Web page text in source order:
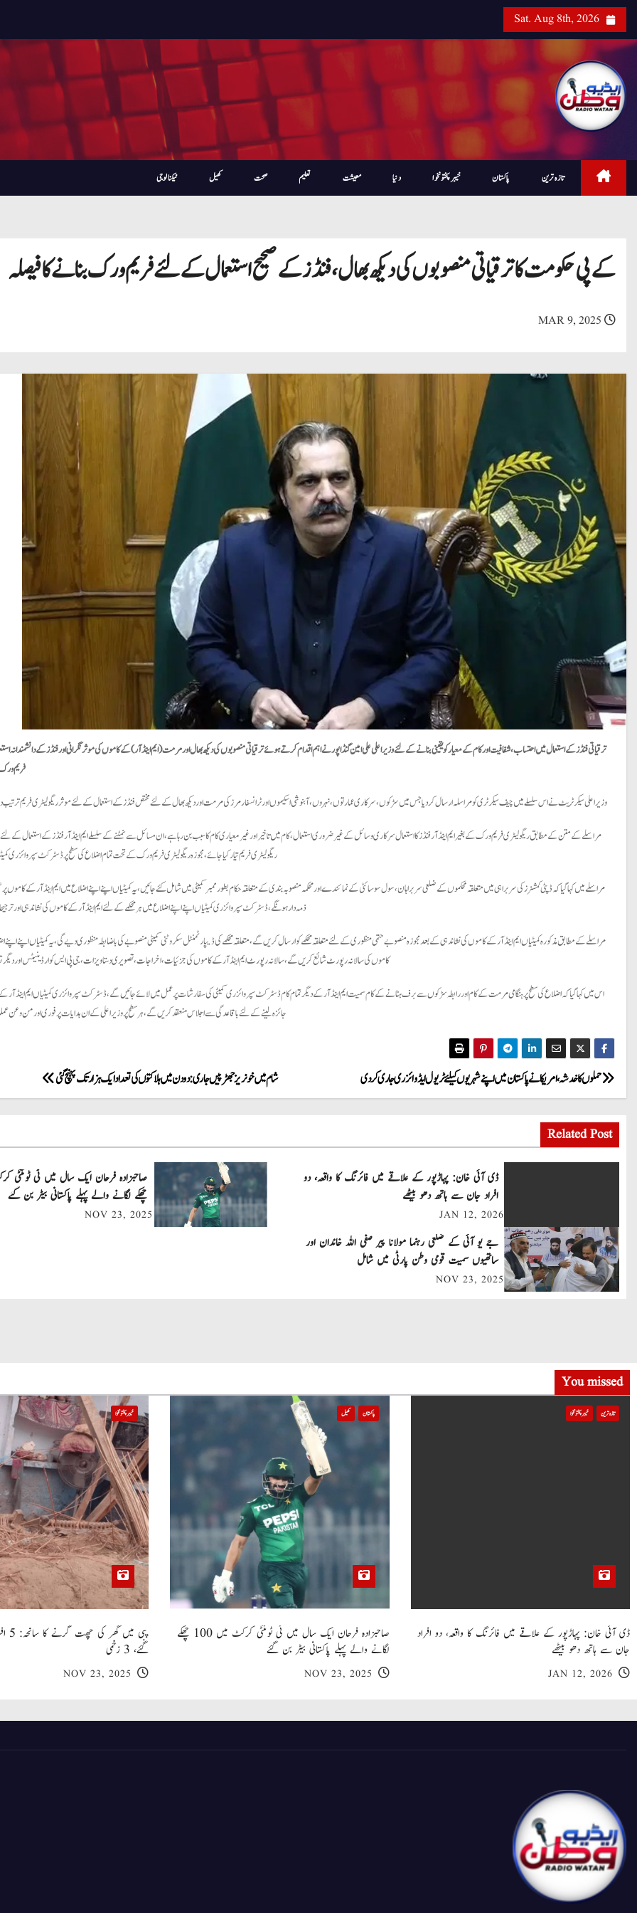
i
Sat. Aug 8th, 2026
تازہ ترین پاکستان خیبرپختونخوا دنیا معیشت تعلیم صحت کھیل ٹیکنالوجی
کے پی حکومت کا ترقیاتی منصوبوں کی دیکھ بھال، فنڈز کے صحیح استعمال کے لئے فریم ورک بنانے کا فیصلہ
ترقیاتی فنڈز کے استعمال میں احتساب، شفافیت اور کام کے معیار کو یقینی بنانے کے لئے وزیر اعلی علی امین گنڈاپور نے اہم اقدام کرتے ہوئے ترقیاتی منصوبوں کی دیکھ بھال اور مرمت (ایم اینڈ آر) کے کاموں کی موثر نگرانی اور فنڈز کے دانشمندانہ
فریم ورک
وزیر اعلی سیکرٹریٹ نے اس سلسلے میں چیف سیکرٹری کو مراسلہ ارسال کردیا جس میں سڑکوں، سرکاری عمارتوں، نہروں، آبنوشی اسکیموں اور ٹرانسفارمرز کی مرمت اور دیکھ بھال کے لئے مختص فنڈز کے استعمال کے لئے موثر ریگولیٹری فریم
مراسلے کے متن کے مطابق ریگولیٹری فریم ورک کے بغیر ایم اینڈ آر فنڈز کا استعمال سرکاری وسائل کے غیر ضروری استعمال، کام میں تاخیر اور غیر معیاری کام کا سبب بن رہا ہے، ان مسائل سے نمٹنے کے سلسلے ایم اینڈ آر فنڈز کے استعمال کے
ریگولیٹری فریم تیار کیا جائے، مجوزہ ریگولیٹری فریم ورک کے تحت تمام اضلاع کی سطح پر ڈسٹرکٹ سپروائزری
مراسلے میں کہا گیا کہ ڈپٹی کمشنرز کی سربراہی میں متعلقہ محکموں کے ضلعی سربراہان، سول سوسائٹی کے نمائندے اور محکمہ منصوبہ بندی کے متعلقہ حکام بطور ممبر کمیٹی میں شامل کئے جائیں، یہ کمیٹیاں اپنے اپنے اضلاع میں ایم اینڈ آر کے کاموں
ذمہ دار ہونگے، ڈسٹرکٹ سپروائزری کمیٹیاں اپنے اپنے اضلاع میں ہر محکمے کے لئے ایم اینڈ آر کے کاموں کی نشاندہی اور
مراسلے کے مطابق مذکورہ کمیٹیاں ایم اینڈ آر کے کاموں کی نشاندہی کے بعد مجوزہ منصوبے حتمی منظوری کے لئے متعلقہ محکمے کو ارسال کریں گے، متعلقہ محکمے کی ڈیپارٹمنٹل سکروٹنی کمیٹی منصوبے کی باضابطہ منظوری دیے گی، یہ کمیٹیاں اپنے اپنے
کاموں کی سالانہ رپورٹ شائع کریں گے، سالانہ رپورٹ ایم اینڈ آر کے کاموں کی جزئیات، اخراجات، تصویری دستاویزات، جی پی ایس کوارڈینیٹس اور دیگر
اس میں کہا گیا کہ اضلاع کی سطح پر ہنگامی مرمت کے کام اور رابطہ سڑکوں سے برف ہٹانے کے کام سمیت ایم اینڈ آر کے دیگر تمام کام ڈسٹرکٹ سپروائزری کمیٹی کی سفارشات پر عمل میں لائے جائیں گے، ڈسٹرکٹ سپروائزری کمیٹیاں ایم اینڈ آر کے
جائزہ لینے کے لئے باقاعدگی سے اجلاس منعقد کریں گے، ہر سطح پر وزیر اعلی کے ان ہدایات پر فوری اور من و عن
P
o
s
a
v
i
t
i
شام میں خونریز جھڑپیں جاری: دو دن میں ہلاکتوں کی تعداد ایک ہزار تک پہنچ گئی حملوں کا خدشہ ، امریکا نے پاکستان میں اپنے شہریوں کیلئے ٹریول ایڈوائزری جاری کر دی
Related Post
ڈی آئی خان: پہاڑپور کے علاقے میں فائرنگ کا واقعہ، دو
افراد جان سے ہاتھ دھو بیٹھے
JAN 12, 2026
چھکے لگانے والے پہلے پاکستانی بیٹر بن گئے
NOV 23, 2025
جے یو آئی کے ضلعی رہنما مولانا پیر صفی اللہ خاندان اور
ساتھیوں سمیت قومی وطن پارٹی میں شامل
NOV 23, 2025
You missed
تازہ ترین خیبر پختونخوا
ڈی آئی خان: پہاڑپور کے علاقے میں فائرنگ کا واقعہ، دو افراد
جان سے ہاتھ دھو بیٹھے
JAN 12, 2026
پاکستان کھیل
صاحبزادہ فرحان ایک سال میں ٹی ٹوئنٹی کرکٹ میں 100 چھکے
لگانے والے پہلے پاکستانی بیٹر بن گئے
NOV 23, 2025
خیبر پختونخوا
گئے، 3 زخمی
NOV 23, 2025